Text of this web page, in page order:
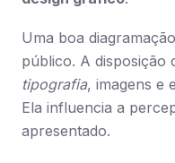
Uma boa
público. A disposição
tipografia, imagens e
Ela influencia a
apresentado.